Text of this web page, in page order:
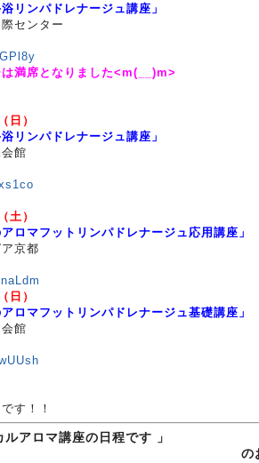
リンパドレナージュ講座」
センター
満席となりました<m(__)m>
日）
リンパドレナージュ講座」
館
土）
ロマフットリンパドレナージュ応用講座」
京都
日）
ロマフットリンパドレナージュ基礎講座」
館
す！！
ルアロマ講座の日程です 」
の